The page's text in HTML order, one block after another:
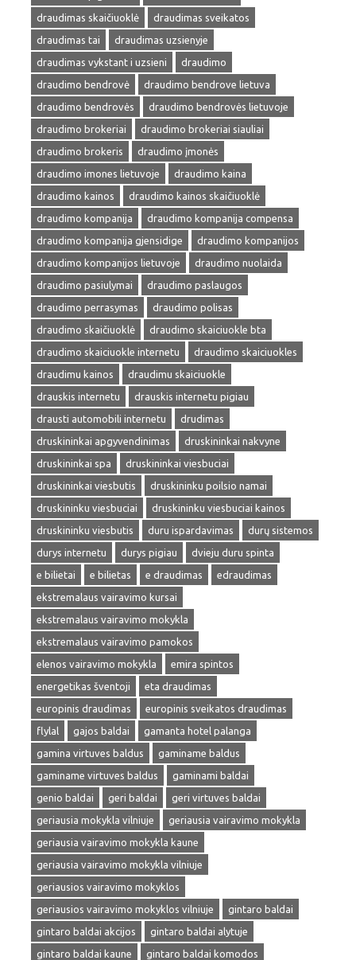
draudimas skaičiuoklė
draudimas sveikatos
draudimas tai
draudimas uzsienyje
draudimas vykstant i uzsieni
draudimo
draudimo bendrovė
draudimo bendrove lietuva
draudimo bendrovės
draudimo bendrovės lietuvoje
draudimo brokeriai
draudimo brokeriai siauliai
draudimo brokeris
draudimo įmonės
draudimo imones lietuvoje
draudimo kaina
draudimo kainos
draudimo kainos skaičiuoklė
draudimo kompanija
draudimo kompanija compensa
draudimo kompanija gjensidige
draudimo kompanijos
draudimo kompanijos lietuvoje
draudimo nuolaida
draudimo pasiulymai
draudimo paslaugos
draudimo perrasymas
draudimo polisas
draudimo skaičiuoklė
draudimo skaiciuokle bta
draudimo skaiciuokle internetu
draudimo skaiciuokles
draudimu kainos
draudimu skaiciuokle
drauskis internetu
drauskis internetu pigiau
drausti automobili internetu
drudimas
druskininkai apgyvendinimas
druskininkai nakvyne
druskininkai spa
druskininkai viesbuciai
druskininkai viesbutis
druskininku poilsio namai
druskininku viesbuciai
druskininku viesbuciai kainos
druskininku viesbutis
duru ispardavimas
durų sistemos
durys internetu
durys pigiau
dvieju duru spinta
e bilietai
e bilietas e draudimas
edraudimas
ekstremalaus vairavimo kursai
ekstremalaus vairavimo mokykla
ekstremalaus vairavimo pamokos
elenos vairavimo mokykla
emira spintos
energetikas šventoji
eta draudimas
europinis draudimas
europinis sveikatos draudimas
flylal
gajos baldai
gamanta hotel palanga
gamina virtuves baldus
gaminame baldus
gaminame virtuves baldus
gaminami baldai
genio baldai
geri baldai
geri virtuves baldai
geriausia mokykla vilniuje
geriausia vairavimo mokykla
geriausia vairavimo mokykla kaune
geriausia vairavimo mokykla vilniuje
geriausios vairavimo mokyklos
geriausios vairavimo mokyklos vilniuje
gintaro baldai
gintaro baldai akcijos
gintaro baldai alytuje
gintaro baldai kaune
gintaro baldai komodos